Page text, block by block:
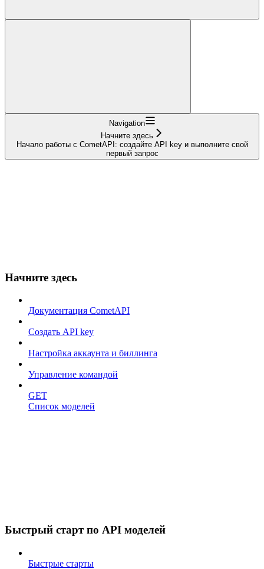
Navigation
Начните здесь
Начало работы с CometAPI: создайте API key и выполните свой
первый запрос
Начните здесь
Документация CometAPI
Создать API key
Настройка аккаунта и биллинга
Управление командой
GET
Список моделей
Быстрый старт по API моделей
Быстрые старты